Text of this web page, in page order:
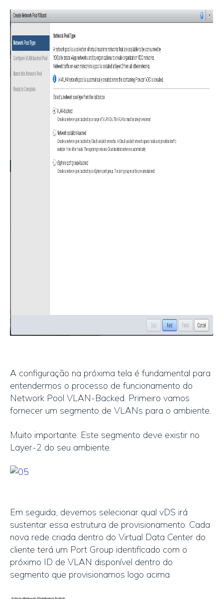
A configuração na próxima tela é fundamental para
entendermos o processo de funcionamento do
Network Pool VLAN-Backed. Primeiro vamos
fornecer um segmento de VLANs para o ambiente.
Muito importante: Este segmento deve existir no
Layer-2 do seu ambiente.
Em seguida, devemos selecionar qual vDS irá
sustentar essa estrutura de provisionamento. Cada
nova rede criada dentro do Virtual Data Center do
cliente terá um Port Group identificado com o
próximo ID de VLAN disponível dentro do
segmento que provisionamos logo acima.